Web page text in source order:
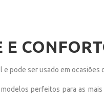
pode ser usado em
perfeitos para as